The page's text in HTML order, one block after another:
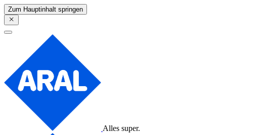
Zum Hauptinhalt springen
Alles super.